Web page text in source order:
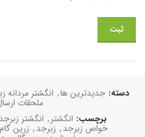
دسته: جدیدترین ها, انگشتر مردانه
ملحقات
برچسب: انگشتر , انگشتر زبرجد
خواص زبرجد, زبرجد, زرین گام